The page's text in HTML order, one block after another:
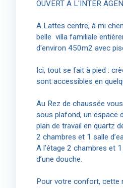
OUVERT A L'INTER
A Lattes centre, à mi
belle villa familiale
d'environ 450m2 avec
Ici, tout se fait à pied :
sont accessibles en
Au Rez de chaussée
sous plafond, un espace
plan de travail en quartz
2 chambres et 1 salle
A l’étage 2 chambres et
d’une douche.
Pour votre confort, cette